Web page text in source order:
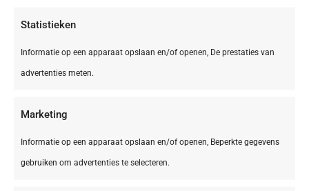
Statistieken
Informatie op een apparaat opslaan en/of openen, De prestaties van
advertenties meten.
Marketing
Informatie op een apparaat opslaan en/of openen, Beperkte gegevens
gebruiken om advertenties te selecteren.